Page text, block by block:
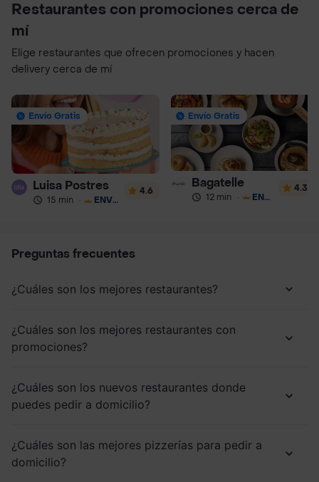
Restaurantes con promociones cerca de
mí
Elige restaurantes que ofrecen promociones y hacen
delivery cerca de mí
Envío Gratis
Luisa Postres
15 min · ENVÍO GRATIS
4.6
Envío Gratis
Bagatelle
12 min · ENVÍO GRATIS
4.3
Preguntas frecuentes
¿Cuáles son los mejores restaurantes?
¿Cuáles son los mejores restaurantes con
promociones?
¿Cuáles son los nuevos restaurantes donde
puedes pedir a domicilio?
¿Cuáles son las mejores pizzerías para pedir a
domicilio?